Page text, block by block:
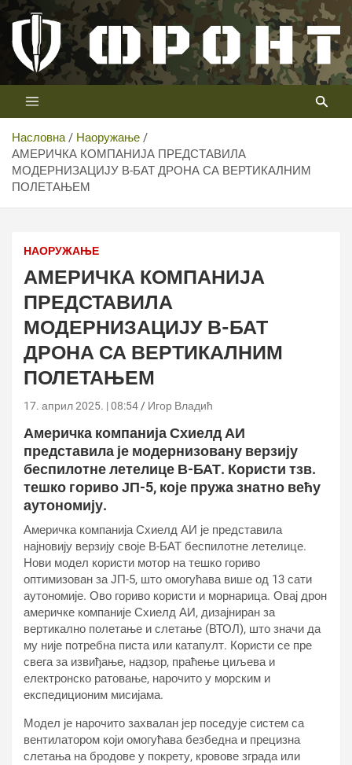
Скип
цонтент
Телевизија ФРОНТ
Први војни канал у Србији
Насловна
Наоружање
АМЕРИЧКА КОМПАНИЈА ПРЕДСТАВИЛА
МОДЕРНИЗАЦИЈУ В-БАТ ДРОНА СА ВЕРТИКАЛНИМ
ПОЛЕТАЊЕМ
НАОРУЖАЊЕ
АМЕРИЧКА КОМПАНИЈА
ПРЕДСТАВИЛА
МОДЕРНИЗАЦИЈУ В-БАТ
ДРОНА СА ВЕРТИКАЛНИМ
ПОЛЕТАЊЕМ
17. април 2025. | 08:54 Игор Владић
Америчка компанија Схиелд АИ
представила је модернизовану верзију
беспилотне летелице В-БАТ. Користи тзв.
тешко гориво ЈП-5, које пружа знатно већу
аутономију.
Америчка компанија Схиелд АИ је представила
најновију верзију своје В-БАТ беспилотне летелице.
Нови модел користи мотор на тешко гориво
оптимизован за ЈП-5, што омогућава више од 13 сати
аутономије. Ово гориво користи и морнарица. Овај дрон
америчке компаније Схиелд АИ, дизајниран за
вертикално полетање и слетање (ВТОЛ), што значи да
му није потребна писта или катапулт. Користи се пре
свега за извиђање, надзор, праћење циљева и
електронско ратовање, нарочито у морским и
експедиционим мисијама.
Модел је нарочито захвалан јер поседује систем са
вентилатором који омогућава безбедна и прецизна
слетања на бродове у покрету, кровове зграда или